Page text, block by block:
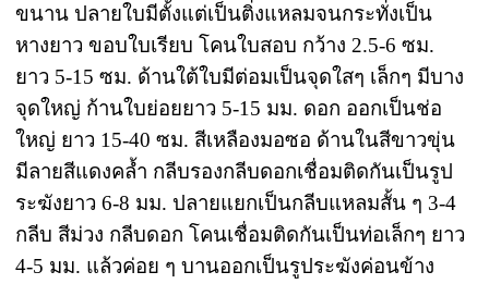
ขนาน ปลายใบมีตั้งแต่เป็นติ่งแหลมจนกระทั่งเป็น
หางยาว ขอบใบเรียบ โคนใบสอบ กว้าง 2.5-6 ซม.
ยาว 5-15 ซม. ด้านใต้ใบมีต่อมเป็นจุดใสๆ เล็กๆ มีบาง
จุดใหญ่ ก้านใบย่อยยาว 5-15 มม. ดอก ออกเป็นช่อ
ใหญ่ ยาว 15-40 ซม. สีเหลืองมอซอ ด้านในสีขาวขุ่น
มีลายสีแดงคล้ำ กลีบรองกลีบดอกเชื่อมติดกันเป็นรูป
ระฆังยาว 6-8 มม. ปลายแยกเป็นกลีบแหลมสั้น ๆ 3-4
กลีบ สีม่วง กลีบดอก โคนเชื่อมติดกันเป็นท่อเล็กๆ ยาว
4-5 มม. แล้วค่อย ๆ บานออกเป็นรูประฆังค่อนข้าง